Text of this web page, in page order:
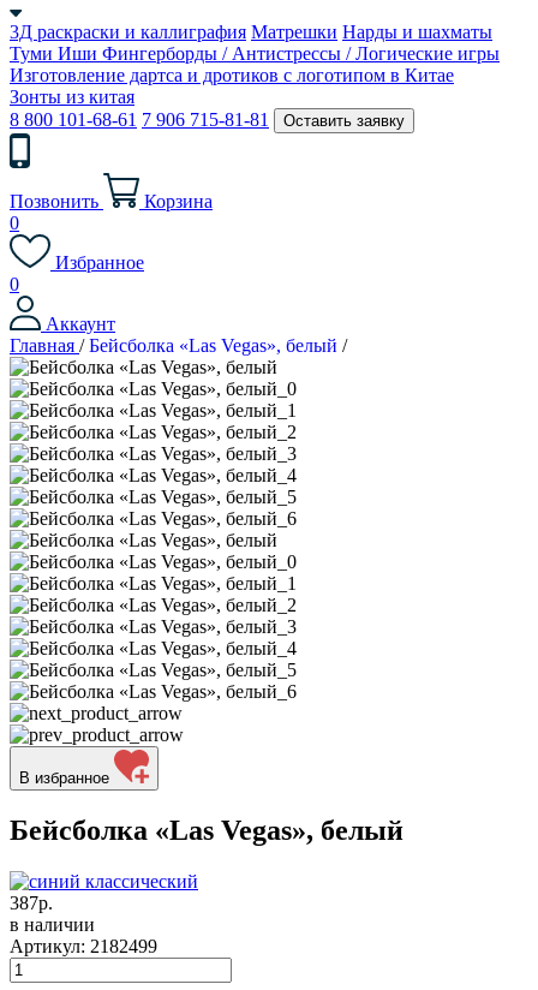
3Д раскраски и каллиграфия Матрешки Нарды и шахматы
Туми Иши Фингерборды / Антистрессы / Логические игры
Изготовление дартса и дротиков с логотипом в Китае
Зонты из китая
8 800 101-68-61 7 906 715-81-81 Оставить заявку
Позвонить
Корзина
0
Избранное
0
Аккаунт
Главная / Бейсболка «Las Vegas», белый /
В избранное
Бейсболка «Las Vegas», белый
387р.
в наличии
Артикул: 2182499